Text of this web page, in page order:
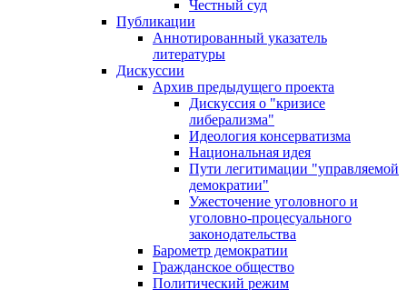
Честный суд
Публикации
Аннотированный указатель
литературы
Дискуссии
Архив предыдущего проекта
Дискуссия о "кризисе
либерализма"
Идеология консерватизма
Национальная идея
Пути легитимации "управляемой
демократии"
Ужесточение уголовного и
уголовно-процесуального
законодательства
Барометр демократии
Гражданское общество
Политический режим